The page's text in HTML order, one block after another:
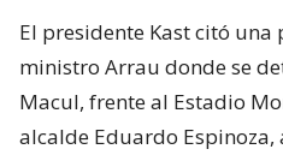
El presidente Kast citó una
ministro Arrau donde se
Macul, frente al Estadio
alcalde Eduardo